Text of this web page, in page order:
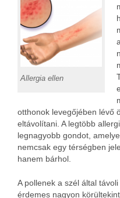
Allergia ellen
otthonok levegőjében lévő
eltávolítani. A legtöbb
legnagyobb gondot,
nemcsak egy térségben
hanem bárhol.
A pollenek a szél által
érdemes nagyon